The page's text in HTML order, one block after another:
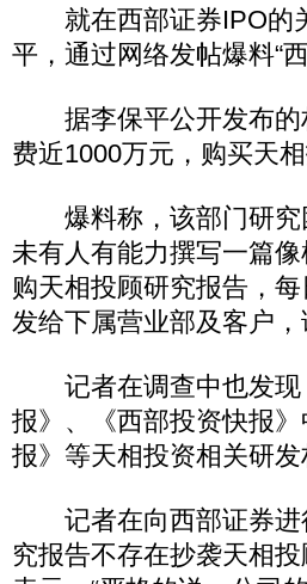
就在西部证券IPO的
平，通过网络发帖爆料“
据李保平公开发布的
费近1000万元，购买天
爆料称，该部门研究
未有人有能力撰写一篇
购天相投顾研究报告，
发给下属营业部及客户
记者在调查中也发现
报》、《西部投资快报
报》等天相投资相关研发
记者在向西部证券进
究报告不存在抄袭天相